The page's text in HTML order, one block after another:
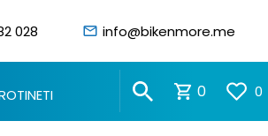
028 info@bikenmore.me
0 0